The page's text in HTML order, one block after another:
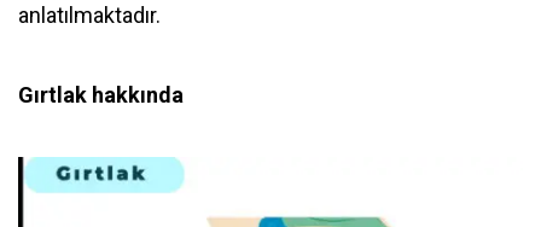
anlatılmaktadır.
Gırtlak hakkında